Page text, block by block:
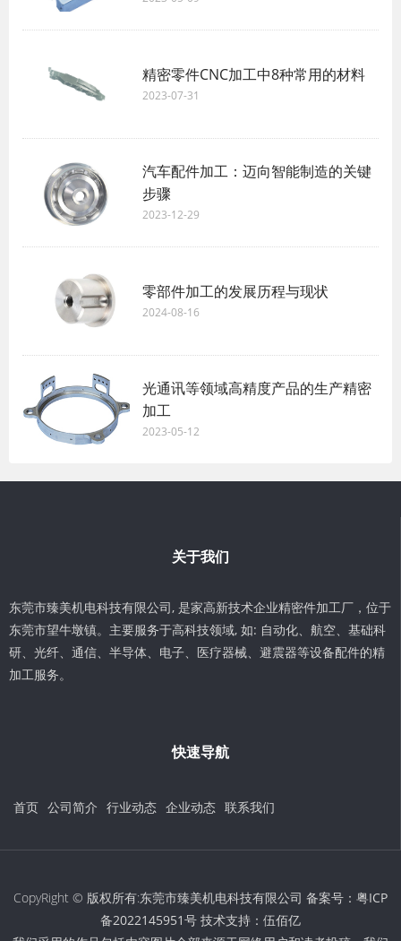
精密零件CNC加工中8种常用的材料
2023-07-31
汽车配件加工：迈向智能制造的关键
步骤
2023-12-29
零部件加工的发展历程与现状
2024-08-16
光通讯等领域高精度产品的生产精密
加工
2023-05-12
关于我们
东莞市臻美机电科技有限公司, 是家高新技术企业精密件加工厂，位于
东莞市望牛墩镇。主要服务于高科技领域, 如: 自动化、航空、基础科
研、光纤、通信、半导体、电子、医疗器械、避震器等设备配件的精
加工服务。
快速导航
首页 公司简介 行业动态 企业动态 联系我们
CopyRight © 版权所有:东莞市臻美机电科技有限公司 备案号： 粤ICP
备2022145951号 技术支持： 伍佰亿